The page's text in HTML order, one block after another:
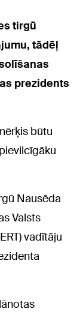
tirgū
tādēļ
prezidents
būtu
Nausēda
Valsts
vadītāju